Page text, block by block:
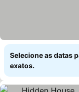
Selecione as datas
exatos.